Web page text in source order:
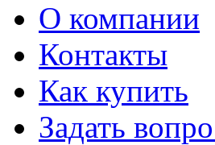
О компании
Контакты
Как купить
Задать